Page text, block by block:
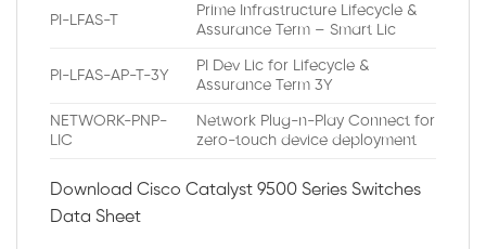
PI-LFAS-T
Prime Infrastructure Lifecycle &
Assurance Term – Smart Lic
PI-LFAS-AP-T-3Y
PI Dev Lic for Lifecycle &
Assurance Term 3Y
NETWORK-PNP-
LIC
Network Plug-n-Play Connect for
zero-touch device deployment
Download Cisco Catalyst 9500 Series Switches
Data Sheet